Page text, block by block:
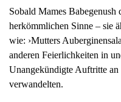
Sobald Mames
herkömmlichen Sinne – sie
wie: ›Mutters
anderen Feierlichkeiten in
Unangekündigte Auftritte an
verwandelten.